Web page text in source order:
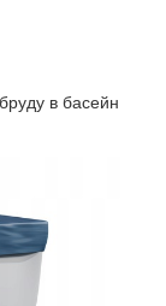
в басейн